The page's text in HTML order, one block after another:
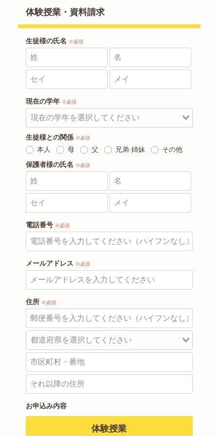
体験授業・資料請求
生徒様の氏名 ※必須
現在の学年 ※必須
生徒様との関係 ※必須
本人 母 父 兄弟·姉妹
その他
保護者様の氏名 ※必須
電話番号 ※必須
メールアドレス ※必須
住所 ※必須
お申込み内容
体験授業